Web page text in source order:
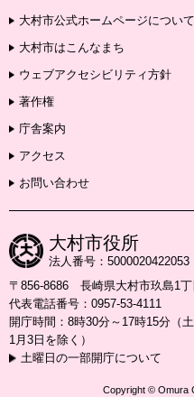
大村市公式ホームページについて
大村市はこんなまち
ウェブアクセシビリティ方針
著作権
庁舎案内
アクセス
お問い合わせ
大村市役所
法人番号：5000020422053
〒856-8686 長崎県大村市玖島1丁
代表電話番号：0957-53-4111
開庁時間：8時30分～17時15分（
1月3日を除く）
土曜日の一部開庁について
Copyright © Omura